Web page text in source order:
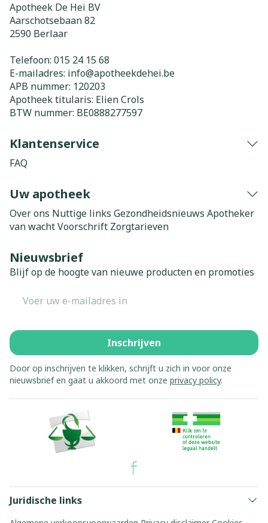
Apotheek De Hei BV
Aarschotsebaan 82
2590 Berlaar
Telefoon: 015 24 15 68
E-mailadres: info@apotheekdehei.be
APB nummer: 120203
Apotheek titularis: Elien Crols
BTW nummer: BE0888277597
Klantenservice
FAQ
Uw apotheek
Over ons Nuttige links Gezondheidsnieuws Apotheker
van wachtVoorschrift Zorgtarieven
Nieuwsbrief
Blijf op de hoogte van nieuwe producten en promoties
Inschrijven
Door op inschrijven te klikken, schrijft u zich in voor onze
nieuwsbrief en gaat u akkoord met onze privacy policy.
Juridische links